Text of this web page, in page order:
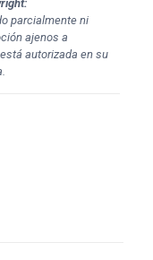
parcialmente ni
ajenos a
autorizada en su